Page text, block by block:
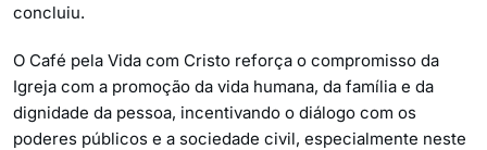
concluiu.
O Café pela Vida com Cristo reforça o compromisso da
Igreja com a promoção da vida humana, da família e da
dignidade da pessoa, incentivando o diálogo com os
poderes públicos e a sociedade civil, especialmente neste